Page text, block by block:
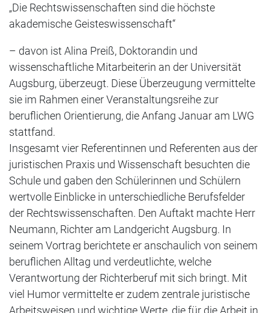
„Die Rechtswissenschaften sind die höchste
akademische Geisteswissenschaft“
– davon ist Alina Preiß, Doktorandin und
wissenschaftliche Mitarbeiterin an der Universität
Augsburg, überzeugt. Diese Überzeugung vermittelte
sie im Rahmen einer Veranstaltungsreihe zur
beruflichen Orientierung, die Anfang Januar am LWG
stattfand.
Insgesamt vier Referentinnen und Referenten aus der
juristischen Praxis und Wissenschaft besuchten die
Schule und gaben den Schülerinnen und Schülern
wertvolle Einblicke in unterschiedliche Berufsfelder
der Rechtswissenschaften. Den Auftakt machte Herr
Neumann, Richter am Landgericht Augsburg. In
seinem Vortrag berichtete er anschaulich von seinem
beruflichen Alltag und verdeutlichte, welche
Verantwortung der Richterberuf mit sich bringt. Mit
viel Humor vermittelte er zudem zentrale juristische
Arbeitsweisen und wichtige Werte, die für die Arbeit in